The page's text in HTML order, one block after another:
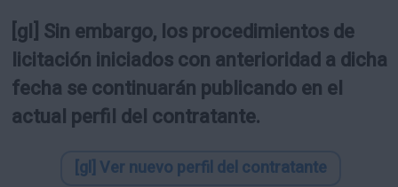
[gl] Sin embargo, los procedimientos de
licitación iniciados con anterioridad a dicha
fecha se continuarán publicando en el
actual perfil del contratante.
[gl] Ver nuevo perfil del contratante